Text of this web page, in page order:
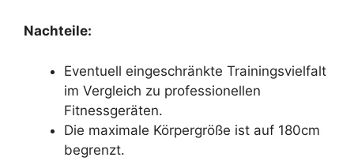
Nachteile:
Eventuell eingeschränkte Trainingsvielfalt
im Vergleich zu professionellen
Fitnessgeräten.
Die maximale Körpergröße ist auf 180cm
begrenzt.